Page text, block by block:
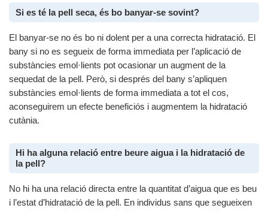
Si es té la pell seca, és bo banyar-se sovint?
El banyar-se no és bo ni dolent per a una correcta hidratació. El
bany si no es segueix de forma immediata per l’aplicació de
substàncies emol·lients pot ocasionar un augment de la
sequedat de la pell. Però, si després del bany s’apliquen
substàncies emol·lients de forma immediata a tot el cos,
aconseguirem un efecte beneficiós i augmentem la hidratació
cutània.
Hi ha alguna relació entre beure aigua i la hidratació de
la pell?
No hi ha una relació directa entre la quantitat d’aigua que es beu
i l’estat d’hidratació de la pell. En individus sans que segueixen